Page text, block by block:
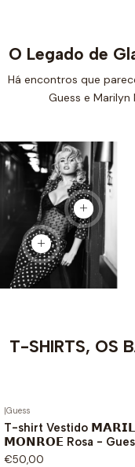
O Legado de
Há encontros que
Guess e Marilyn
Ver produto
Ver produto
T-SHIRTS, OS
|Guess
T-shirt Vestido
𝗠𝗢𝗡𝗥𝗢𝗘 Rosa -
€50,00